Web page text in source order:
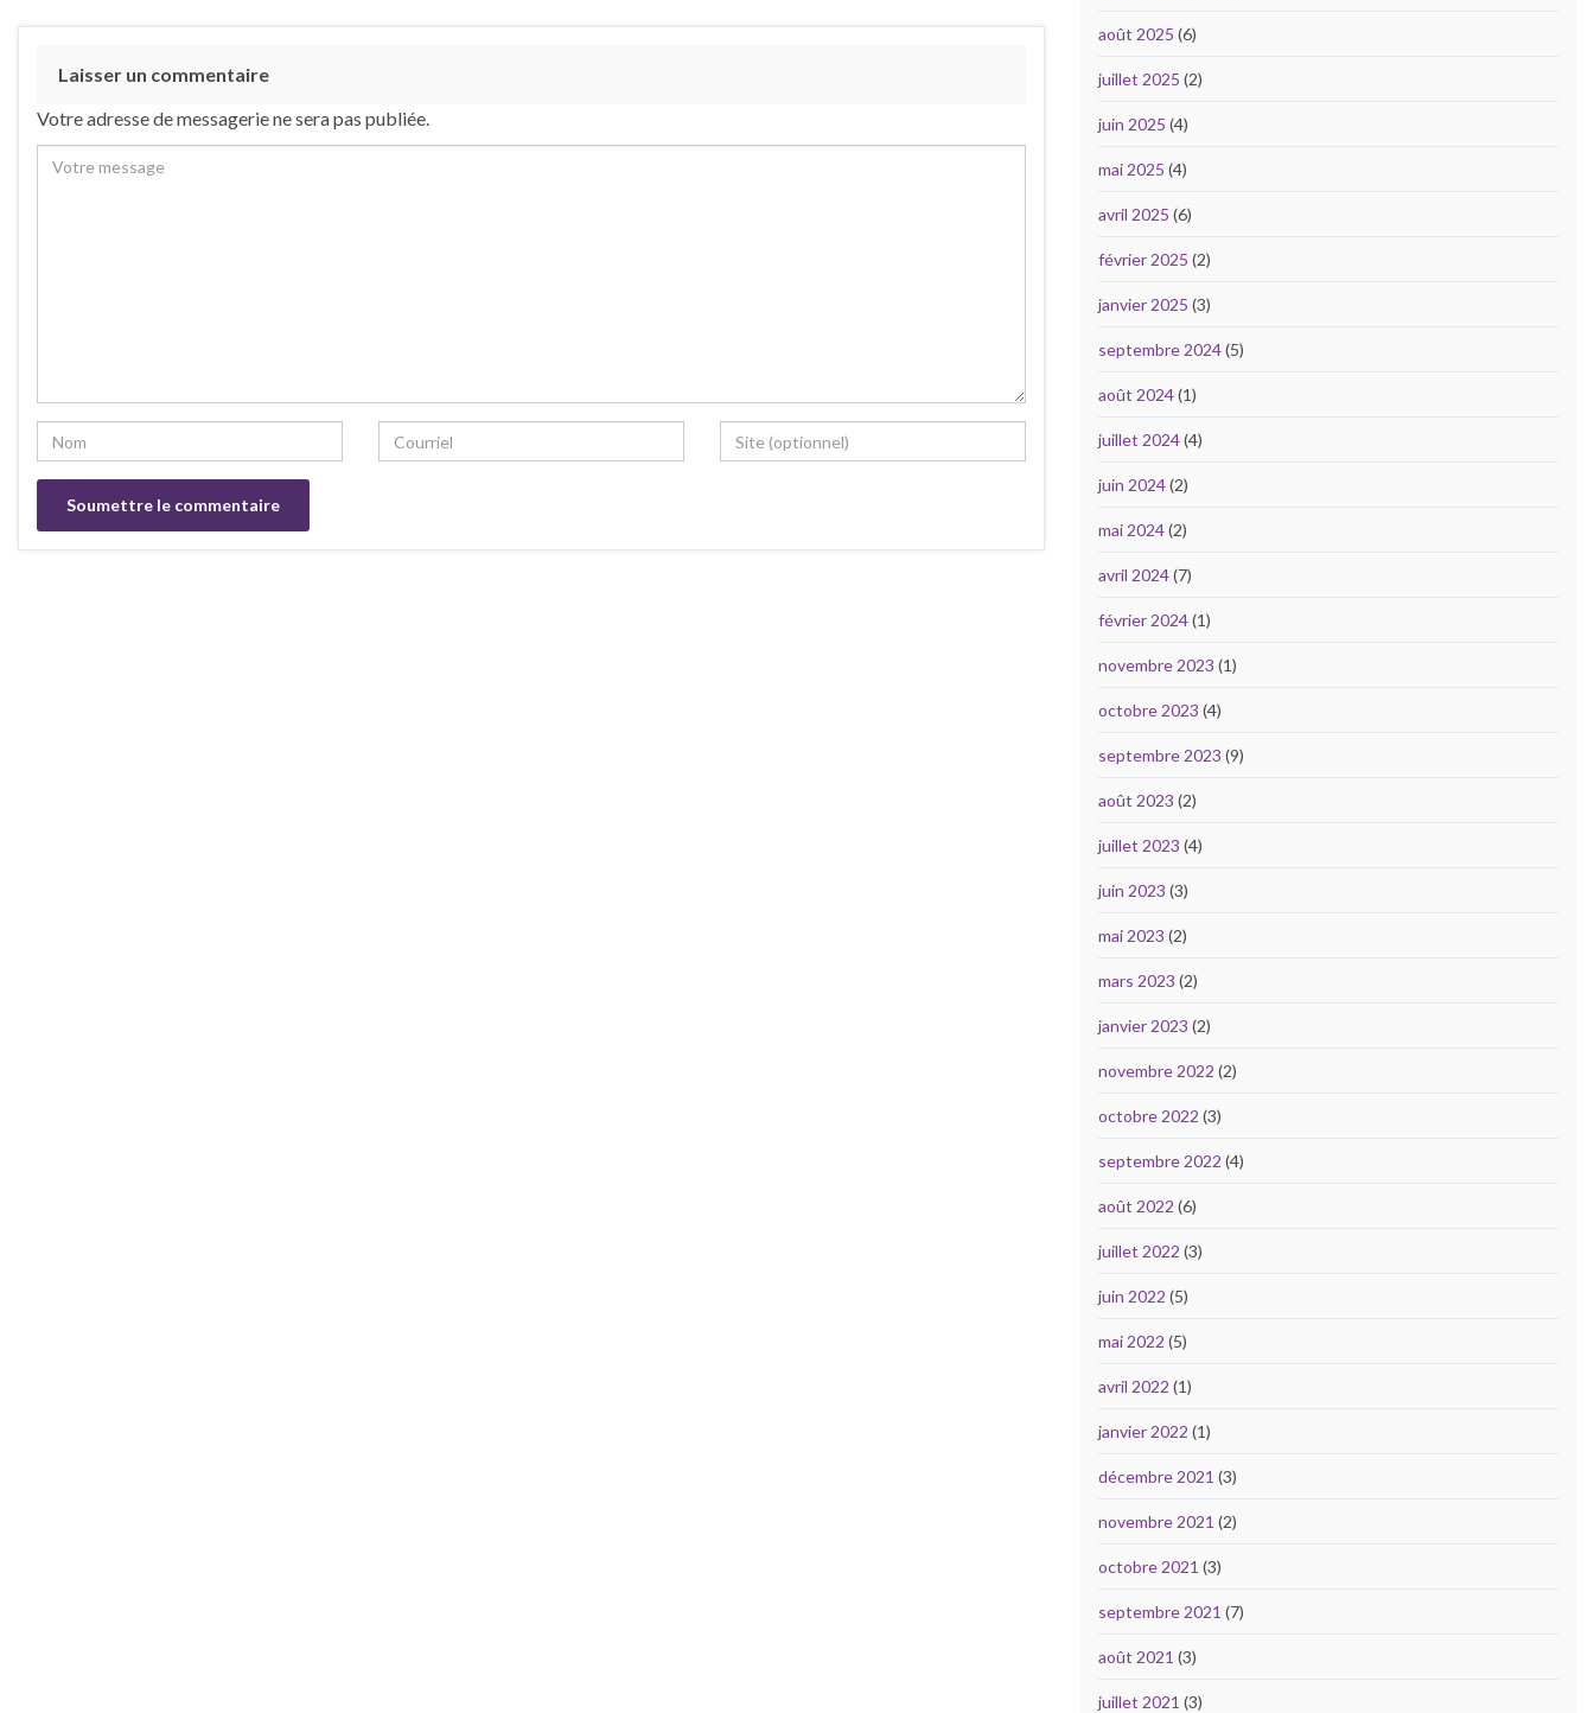
Laisser un commentaire
Votre adresse de messagerie ne sera pas publiée.
août 2025 (6)
juillet 2025 (2)
juin 2025 (4)
mai 2025 (4)
avril 2025 (6)
février 2025 (2)
janvier 2025 (3)
septembre 2024(5)
août 2024(1)
juillet 2024(4)
juin 2024(2)
mai 2024(2)
avril 2024(7)
février 2024(1)
novembre 2023 (1)
octobre 2023 (4)
septembre 2023 (9)
août 2023 (2)
juillet 2023 (4)
juin 2023 (3)
mai 2023 (2)
mars 2023 (2)
janvier 2023 (2)
novembre 2022 (2)
octobre 2022 (3)
septembre 2022 (4)
août 2022 (6)
juillet 2022 (3)
juin 2022 (5)
mai 2022 (5)
avril 2022 (1)
janvier 2022 (1)
décembre 2021 (3)
novembre 2021 (2)
octobre 2021 (3)
septembre 2021 (7)
août 2021 (3)
juillet 2021 (3)